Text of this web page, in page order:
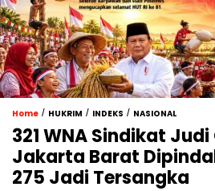
Home / HUKRIM / INDEKS / NASIONAL
321 WNA Sindikat
Jakarta Barat
275 Jadi Tersangka